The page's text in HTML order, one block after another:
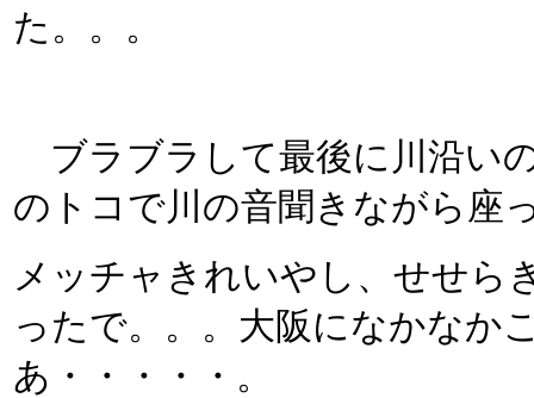
た。。。
ブラブラして最後に川沿い
のトコで川の音聞きながら座
メッチャきれいやし、せせら
ったで。。。大阪になかなか
あ・・・・・。